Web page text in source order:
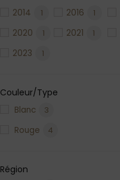
2014 1 2016 1
2020
1 2021 1
2023
1
Couleur/Type
Blanc
3
Rouge
4
Région